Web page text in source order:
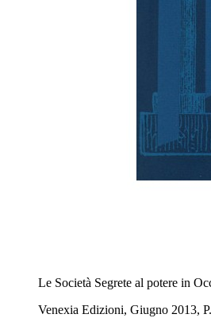
Le Società Segrete al potere in
Venexia Edizioni, Giugno 2013,